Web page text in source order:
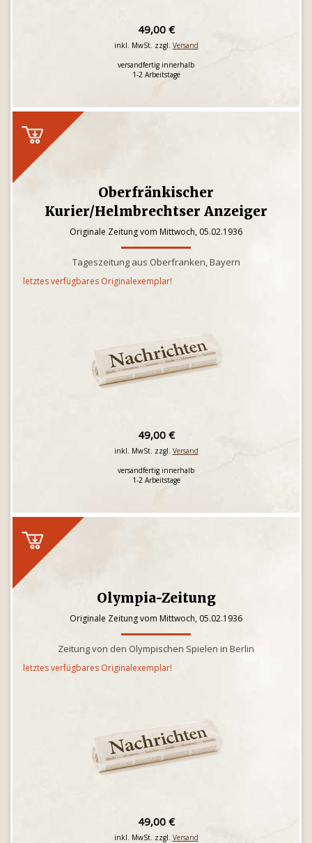
49,00 €
inkl. MwSt. zzgl. Versand
versandfertig innerhalb
1-2 Arbeitstage
Oberfränkischer
Kurier/Helmbrechtser Anzeiger
Originale Zeitung vom Mittwoch, 05.02.1936
Tageszeitung aus Oberfranken, Bayern
letztes verfügbares Originalexemplar!
49,00 €
inkl. MwSt. zzgl. Versand
versandfertig innerhalb
1-2 Arbeitstage
Olympia-Zeitung
Originale Zeitung vom Mittwoch, 05.02.1936
Zeitung von den Olympischen Spielen in Berlin
letztes verfügbares Originalexemplar!
49,00 €
inkl. MwSt. zzgl. Versand